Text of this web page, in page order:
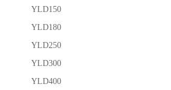
YLD150
YLD180
YLD250
YLD300
YLD400